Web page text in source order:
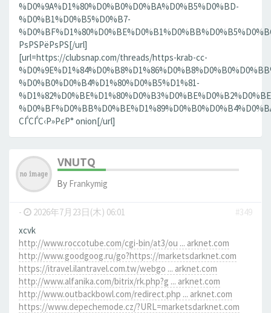
%D0%9A%D1%80%D0%B0%D0%BA%D0%B5%D0%BD-
%D0%B1%D0%B5%D0%B7-
РѕРЅРёРѕРЅ[/url]
[url=https://clubsnap.com/threads/https-krab-cc-
%D0%B0%D0%B4%D1%80%D0%B5%D1%81-
СЃСЃС‹Р»РєР° onion[/url]
VNUTQ
By Frankymig
- 2026年7月23日(木) 06:01
#349
xcvk
http://www.roccotube.com/cgi-bin/at3/ou ... arknet.com
http://www.goodgoog.ru/go?https://marketsdarknet.com
https://itravel.ilantravel.com.tw/webgo ... arknet.com
http://www.alfanika.com/bitrix/rk.php?g ... arknet.com
http://www.outbackbowl.com/redirect.php ... arknet.com
https://www.depechemode.cz/?URL=marketsdarknet.com